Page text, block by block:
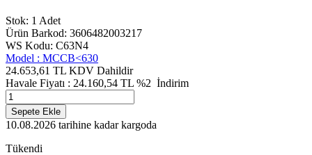
Stok: 1 Adet
Ürün Barkod: 3606482003217
WS Kodu: C63N4
Model : MCCB<630
24.653,61 TL KDV Dahildir
Havale Fiyatı : 24.160,54 TL %2 İndirim
Sepete Ekle
10.08.2026 tarihine kadar kargoda
Tükendi